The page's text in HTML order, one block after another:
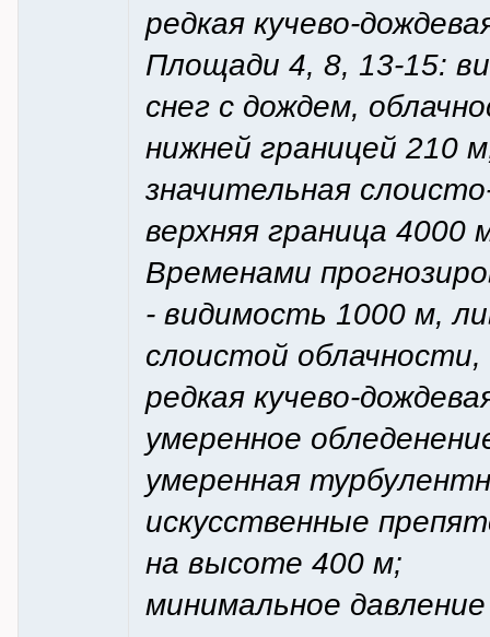
редкая кучево-
Площади 4, 8, 13-15:
снег с дождем,
нижней границей 210
значительная
верхняя граница 4000
Временами
- видимость 1000 м,
слоистой
редкая кучево-
умеренное
умеренная
искусственные
на высоте 400 м;
минимальное